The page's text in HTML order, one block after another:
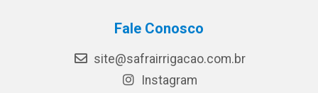
Fale Conosco
site@safrairrigacao.com.br
Instagram